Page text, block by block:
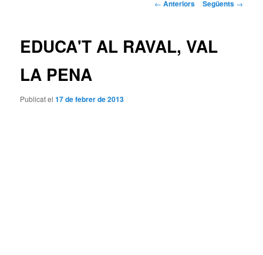
← Anteriors Següents →
EDUCA'T AL RAVAL, VAL
LA PENA
Publicat el17 de febrer de 2013